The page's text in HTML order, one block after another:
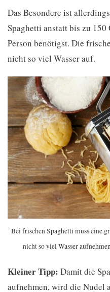
Das Besondere ist
Spaghetti anstatt bis zu 150
Person benötigst. Die
nicht so viel Wasser auf.
Bei frischen Spaghetti muss eine
nicht so viel Wasser
Kleiner Tipp: Damit die
aufnehmen, wird die Nudel